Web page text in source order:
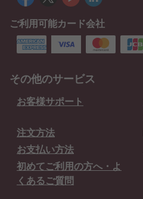
ご利用可能カード会社
その他のサービス
お客様サポート
注文方法
お支払い方法
初めてご利用の方へ・よ
くあるご質問